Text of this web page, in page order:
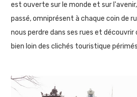
est ouverte sur le monde et sur
passé, omniprésent à chaque coin de
nous perdre dans ses rues et
bien loin des clichés touristique